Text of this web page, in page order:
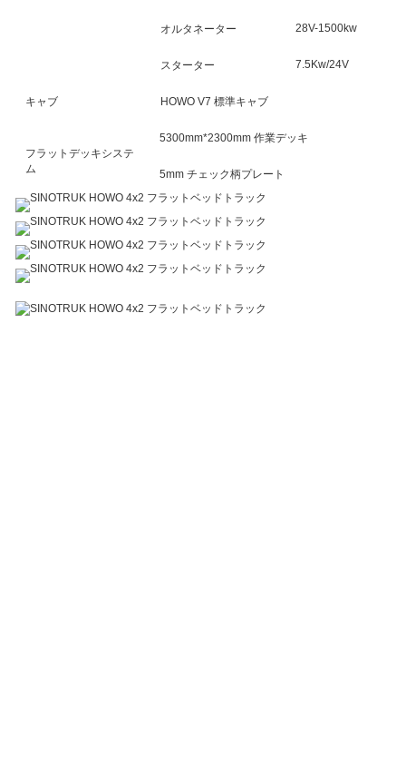
オルタネーター 28V-1500kw
スターター 7.5Kw/24V
キャブ HOWO V7 標準キャブ
フラットデッキシステ
ム
5300mm*2300mm 作業デッキ
5mm チェック柄プレート